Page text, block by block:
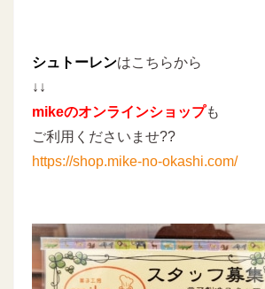
シュトーレンはこちらから
↓↓
mikeのオンラインショップも
ご利用くださいませ??
https://shop.mike-no-okashi.com/